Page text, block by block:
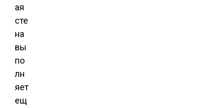
ая
сте
на
вы
по
лн
яет
ещ